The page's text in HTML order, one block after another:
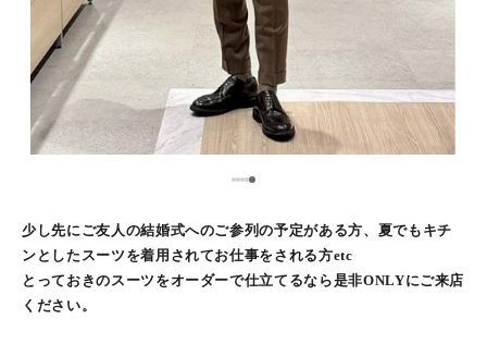
1234
少し先にご友人の結婚式へのご参列の予定がある方、夏でもキチ
ンとしたスーツを着用されてお仕事をされる方etc
とっておきのスーツをオーダーで仕立てるなら是非ONLYにご来店
ください。